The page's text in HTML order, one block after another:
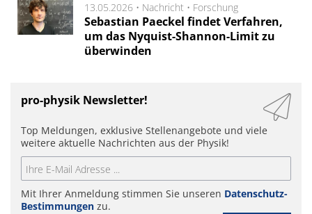
13.05.2026 • Nachricht • Forschung
Sebastian Paeckel findet Verfahren,
um das Nyquist-Shannon-Limit zu
überwinden
pro-physik Newsletter!
Top Meldungen, exklusive Stellenangebote und viele
weitere aktuelle Nachrichten aus der Physik!
Mit Ihrer Anmeldung stimmen Sie unseren Datenschutz-
Bestimmungen zu.